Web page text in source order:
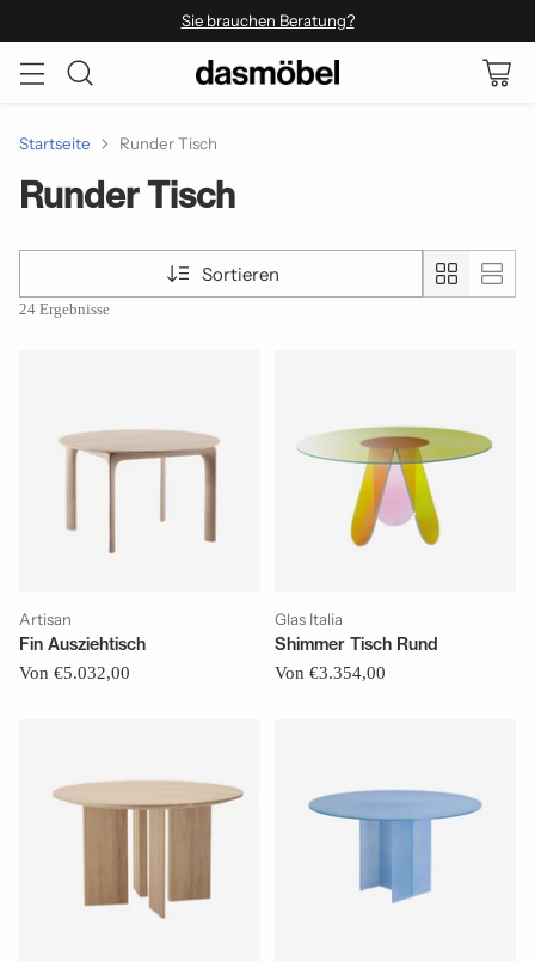
Sie brauchen Beratung?
Startseite Runder Tisch
Runder Tisch
Sortieren
24 Ergebnisse
Artisan
Fin Ausziehtisch
Von €5.032,00
Glas Italia
Shimmer Tisch Rund
Von €3.354,00